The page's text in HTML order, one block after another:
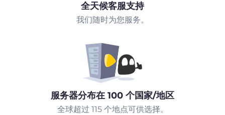
全天候客服支持
我们随时为您服务。
服务器分布在 100 个国家/地区
全球超过 115 个地点可供选择。